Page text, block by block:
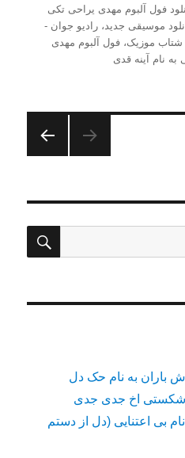
فول آلبوم مهدی یراحی تکی
موسیقی جدید،رادیو جوان -
شتاب موزیک،فول آلبوم مهدی
نام آینه قدی
باران به نام حک دل
شکستی اخ جدی جدی
بی اعتنایی (دل از دستم